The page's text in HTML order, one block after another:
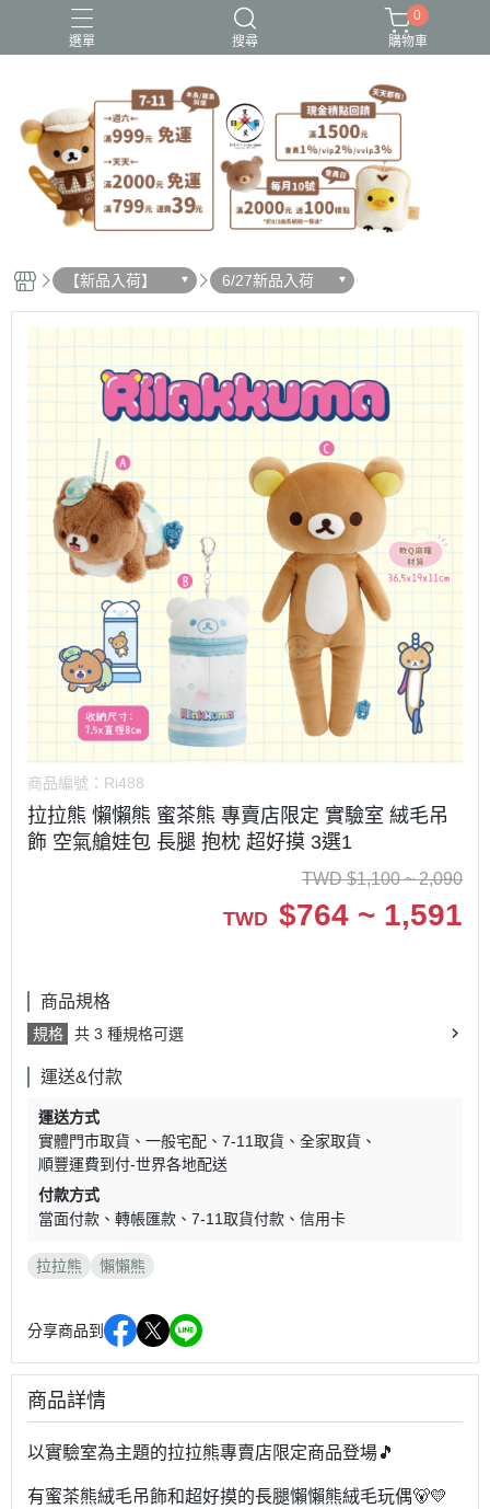
選單 搜尋
史努比歐拉夫 吉伊卡哇 憂傷馬戲團
拉拉熊
迪士尼-玩具總動員
0
購物車
【新品入荷】 6/27新品入荷
商品編號： Ri488
拉拉熊 懶懶熊 蜜茶熊 專賣店限定 實驗室 絨毛吊
飾 空氣艙娃包 長腿 抱枕 超好摸 3選1
TWD $1,100 ~ 2,090
TWD $764 ~ 1,591
商品規格
規格 共 3 種規格可選
運送&付款
運送方式
實體門市取貨
一般宅配 7-11取貨
全家取貨
順豐運費到付-世界各地配送
付款方式
當面付款
轉帳匯款 7-11取貨付款 信用卡
拉拉熊 懶懶熊
分享商品到
商品詳情
以實驗室為主題的拉拉熊專賣店限定商品登場🎵
有蜜茶熊絨毛吊飾和超好摸的長腿懶懶熊絨毛玩偶🐻💛